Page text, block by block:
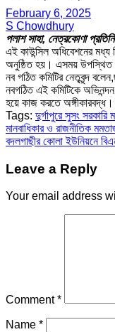
February 6, 2025
S Chowdhury
পলাশ সাহা, নেত্রকোণা
এই কাউন্সিল অধিবেশনের মধ্য
অনুষ্ঠিত হয়। এসময় উপস্থিত
নব গঠিত কমিটির নেতৃবৃন্দ
নবগঠিত এই কমিটিকে
হয়ে কাজ করতে অঙ্গীকারবদ্ধ।
Tags: দুর্গাপুরে সুসং সরকারি
Post
navigation
মানবাধিকার ও রাজনীতিক
বদলগাছীর কোলা ইউনিয়নে
Leave a Reply
Your email address
Comment*
Name *